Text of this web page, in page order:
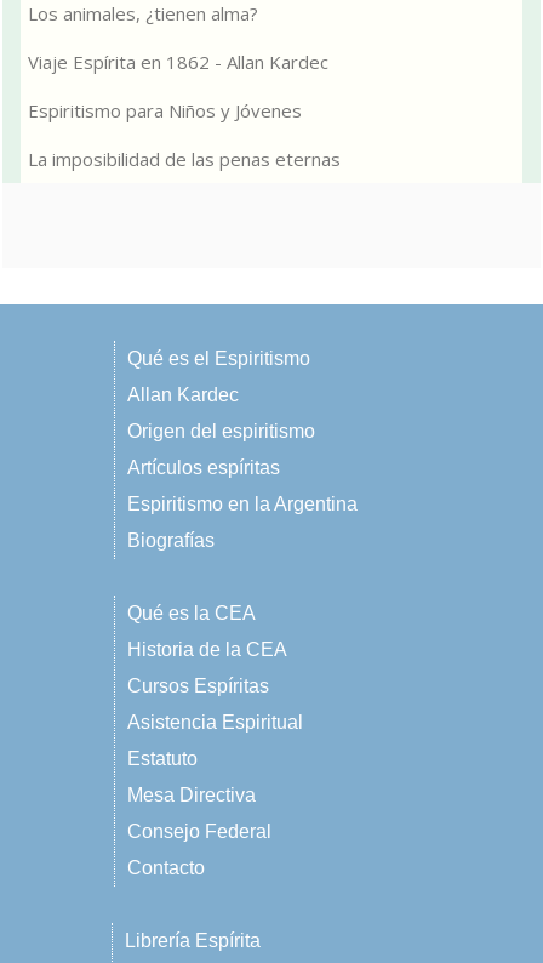
Los animales, ¿tienen alma?
Viaje Espírita en 1862 - Allan Kardec
Espiritismo para Niños y Jóvenes
La imposibilidad de las penas eternas
Qué es el Espiritismo
Allan Kardec
Origen del espiritismo
Artículos espíritas
Espiritismo en la Argentina
Biografías
Qué es la CEA
Historia de la CEA
Cursos Espíritas
Asistencia Espiritual
Estatuto
Mesa Directiva
Consejo Federal
Contacto
Librería Espírita